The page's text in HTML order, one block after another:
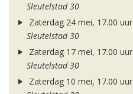
Sleutelstad 30
Zaterdag 24 mei, 17.00 uur
Sleutelstad 30
Zaterdag 17 mei, 17.00 uur
Sleutelstad 30
Zaterdag 10 mei, 17.00 uur